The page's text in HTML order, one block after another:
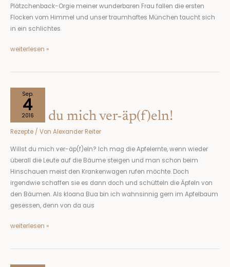
Plätzchenback-Orgie meiner wunderbaren Frau fallen die ersten
Flocken vom Himmel und unser traumhaftes München taucht sich
in ein schlichtes
weiterlesen »
Sep.
4
2016
Willst du mich ver-äp(f)eln!
Rezepte / Von Alexander Reiter
Willst du mich ver-äp(f)eln? Ich mag die Apfelernte, wenn wieder
überall die Leute auf die Bäume steigen und man schon beim
Hinschauen meist den Krankenwagen rufen möchte. Doch
irgendwie schaffen sie es dann doch und schütteln die Äpfeln von
den Bäumen. Als kloana Bua bin ich wahnsinnig gern im Apfelbaum
gesessen, denn von da aus
Willst
mich
äp(f)eln!
weiterlesen »